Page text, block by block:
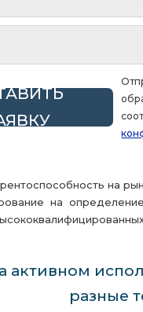
на
на
активном
разные